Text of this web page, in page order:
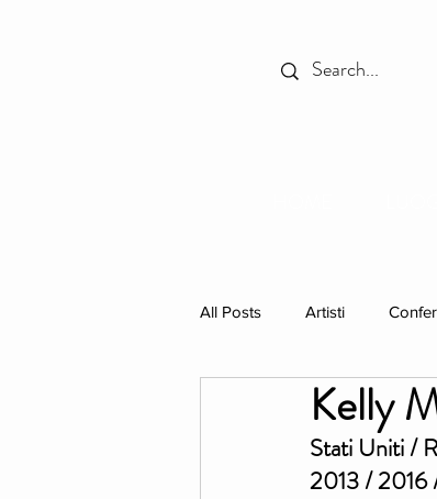
All Posts Artisti
In Primo Piano Libri
Kelly
Stati Uniti /
2013 / 2016